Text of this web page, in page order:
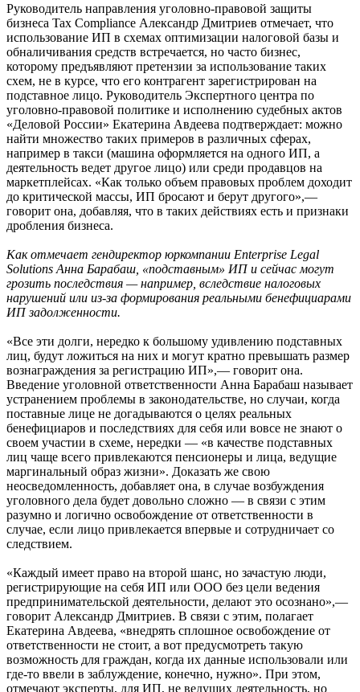
Руководитель направления уголовно-правовой защиты
бизнеса Tax Compliance Александр Дмитриев отмечает, что
использование ИП в схемах оптимизации налоговой базы и
обналичивания средств встречается, но часто бизнес,
которому предъявляют претензии за использование таких
схем, не в курсе, что его контрагент зарегистрирован на
подставное лицо. Руководитель Экспертного центра по
уголовно-правовой политике и исполнению судебных актов
«Деловой России» Екатерина Авдеева подтверждает: можно
найти множество таких примеров в различных сферах,
например в такси (машина оформляется на одного ИП, а
деятельность ведет другое лицо) или среди продавцов на
маркетплейсах. «Как только объем правовых проблем доходит
до критической массы, ИП бросают и берут другого»,—
говорит она, добавляя, что в таких действиях есть и признаки
дробления бизнеса.
Как отмечает гендиректор юркомпании Enterprise Legal
Solutions Анна Барабаш, «подставным» ИП и сейчас могут
грозить последствия — например, вследствие налоговых
нарушений или из-за формирования реальными бенефициарами
ИП задолженности.
«Все эти долги, нередко к большому удивлению подставных
лиц, будут ложиться на них и могут кратно превышать размер
вознаграждения за регистрацию ИП»,— говорит она.
Введение уголовной ответственности Анна Барабаш называет
устранением проблемы в законодательстве, но случаи, когда
поставные лице не догадываются о целях реальных
бенефициаров и последствиях для себя или вовсе не знают о
своем участии в схеме, нередки — «в качестве подставных
лиц чаще всего привлекаются пенсионеры и лица, ведущие
маргинальный образ жизни». Доказать же свою
неосведомленность, добавляет она, в случае возбуждения
уголовного дела будет довольно сложно — в связи с этим
разумно и логично освобождение от ответственности в
случае, если лицо привлекается впервые и сотрудничает со
следствием.
«Каждый имеет право на второй шанс, но зачастую люди,
регистрирующие на себя ИП или ООО без цели ведения
предпринимательской деятельности, делают это осознано»,—
говорит Александр Дмитриев. В связи с этим, полагает
Екатерина Авдеева, «внедрять сплошное освобождение от
ответственности не стоит, а вот предусмотреть такую
возможность для граждан, когда их данные использовали или
где-то ввели в заблуждение, конечно, нужно». При этом,
отмечают эксперты, для ИП, не ведущих деятельность, но